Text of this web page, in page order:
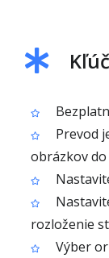
Prevod
obrázkov do
rozloženie
Výber